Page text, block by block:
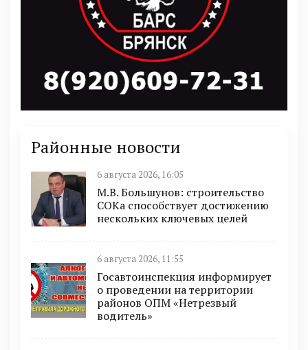
Районные новости
6 августа 2026, 16:05
М.В. Большунов: строительство
СОКа способствует достижению
нескольких ключевых целей
6 августа 2026, 11:55
Госавтоинспекция информирует
о проведении на территории
районов ОПМ «Нетрезвый
водитель»